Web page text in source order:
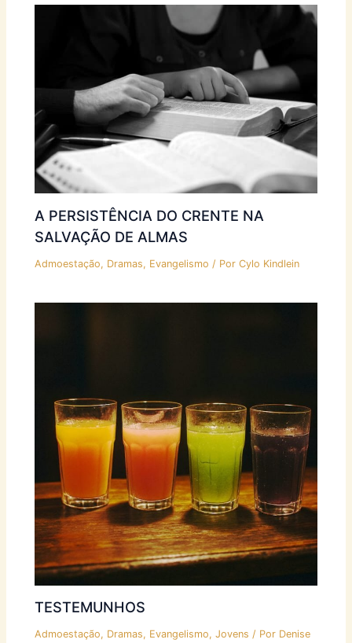
A PERSISTÊNCIA DO CRENTE NA
SALVAÇÃO DE ALMAS
Admoestação, Dramas, Evangelismo / PorCylo Kindlein
TESTEMUNHOS
Admoestação, Dramas, Evangelismo,Jovens / Por Denise